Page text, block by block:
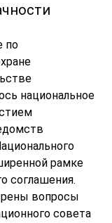
по
национальное
рамке
соглашения.
вопросы
совета